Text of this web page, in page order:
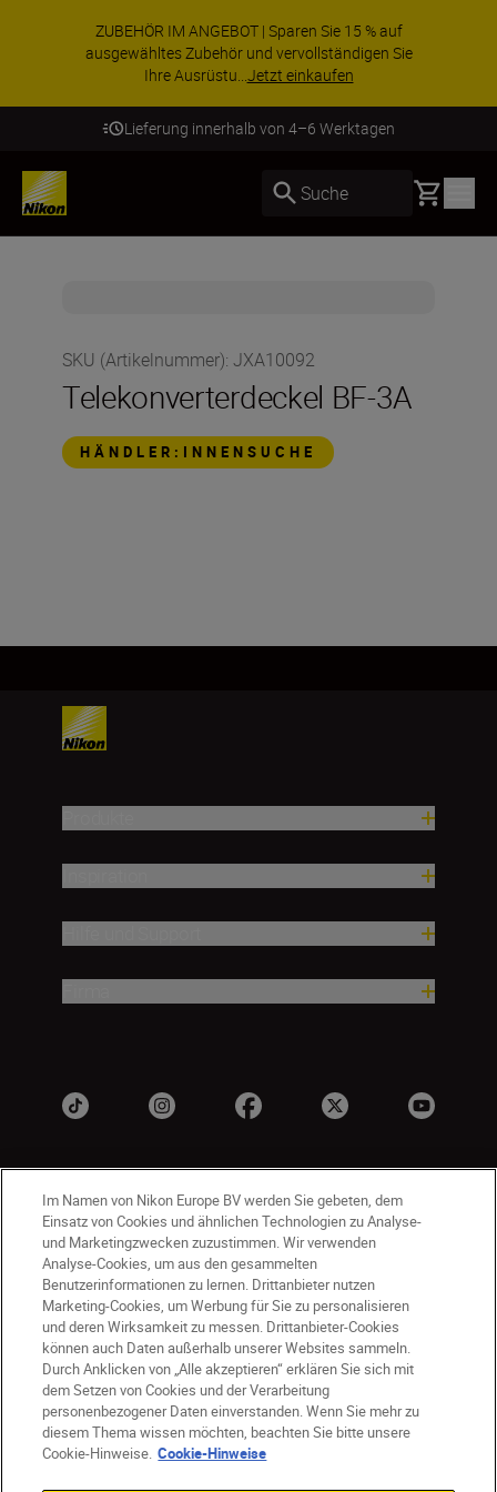
ZUBEHÖR IM ANGEBOT | Sparen Sie 15 % auf
ausgewähltes Zubehör und vervollständigen Sie
Ihre Ausrüstu...Jetzt einkaufen
Lieferung innerhalb von 4–6 Werktagen
Suche Basket
SKU (Artikelnummer): JXA10092
Telekonverterdeckel BF-3A
HÄNDLER:INNENSUCHE
CH Nikon Sites
Kontaktieren Sie uns
Datenschutzhinweis
Nutzungsbedingungen
Geschäftsbedingungen des Nikon Stores
Cookie-Hinweise
Barrierefreiheit
Cookie-Einstellungen
© 2026 Nikon
Im Namen von Nikon Europe BV werden Sie gebeten, dem
Einsatz von Cookies und ähnlichen Technologien zu Analyse-
und Marketingzwecken zuzustimmen. Wir verwenden
Analyse-Cookies, um aus den gesammelten
Benutzerinformationen zu lernen. Drittanbieter nutzen
Marketing-Cookies, um Werbung für Sie zu personalisieren
und deren Wirksamkeit zu messen. Drittanbieter-Cookies
können auch Daten außerhalb unserer Websites sammeln.
Durch Anklicken von „Alle akzeptieren“ erklären Sie sich mit
dem Setzen von Cookies und der Verarbeitung
personenbezogener Daten einverstanden. Wenn Sie mehr zu
diesem Thema wissen möchten, beachten Sie bitte unsere
Cookie-Hinweise. Cookie-Hinweise